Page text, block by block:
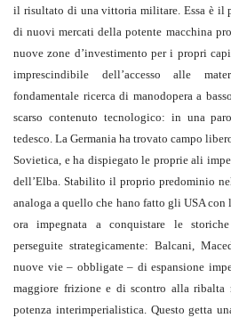
il risultato di una vittoria militare. Essa è il
di nuovi mercati della potente macchina
nuove zone d’investimento per i propri
imprescindibile dell’accesso alle
fondamentale ricerca di manodopera a
scarso contenuto tecnologico: in una
tedesco. La Germania ha trovato campo
Sovietica, e ha dispiegato le proprie ali
dell’Elba. Stabilito il proprio predominio
analoga a quello che hano fatto gli USA con
ora impegnata a conquistare le
perseguite strategicamente: Balcani,
nuove vie – obbligate – di espansione
maggiore frizione e di scontro alla
potenza interimperialistica. Questo getta